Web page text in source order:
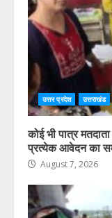
उत्तर प्रदेश उत्तराखंड
कोई भी पात्र
प्रत्येक आवेदन का
August 7, 2026